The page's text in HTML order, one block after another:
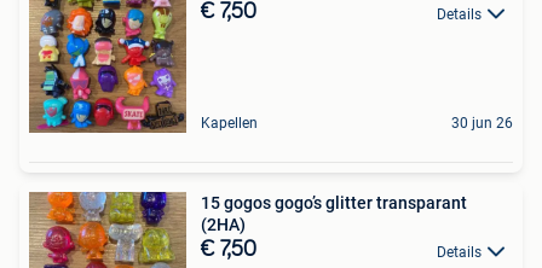
€ 7,50 Details
Kapellen 30 jun 26
15 gogos gogo’s glitter transparant
(2HA)
€ 7,50 Details